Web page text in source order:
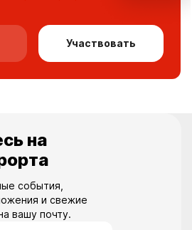
Участвовать
на
события,
и свежие
вашу почту.